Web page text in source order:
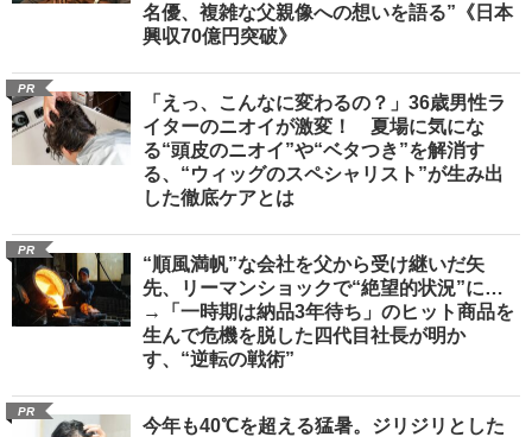
名優、複雑な父親像への想いを語る”《日本
興収70億円突破》
PR
「えっ、こんなに変わるの？」36歳男性ラ
イターのニオイが激変！ 夏場に気にな
る“頭皮のニオイ”や“ベタつき”を解消す
る、“ウィッグのスペシャリスト”が生み出
した徹底ケアとは
PR
“順風満帆”な会社を父から受け継いだ矢
先、リーマンショックで“絶望的状況”に…
→「一時期は納品3年待ち」のヒット商品を
生んで危機を脱した四代目社長が明か
す、“逆転の戦術”
PR
今年も40℃を超える猛暑。ジリジリとした